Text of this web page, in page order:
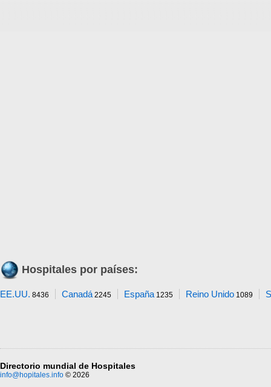
Hospitales por países:
EE.UU. 8436 Canadá2245 España1235 Reino Unido 1089
Directorio mundial de Hospitales
info@hopitales.info © 2026